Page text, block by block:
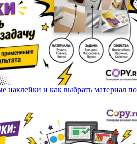
наклейки и как выбрать материал